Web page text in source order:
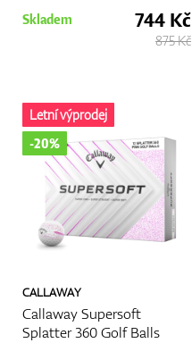
Skladem 744 Kč
875 Kč
CALLAWAY
Callaway Supersoft
Splatter 360 Golf Balls
Letní výprodej
-20%